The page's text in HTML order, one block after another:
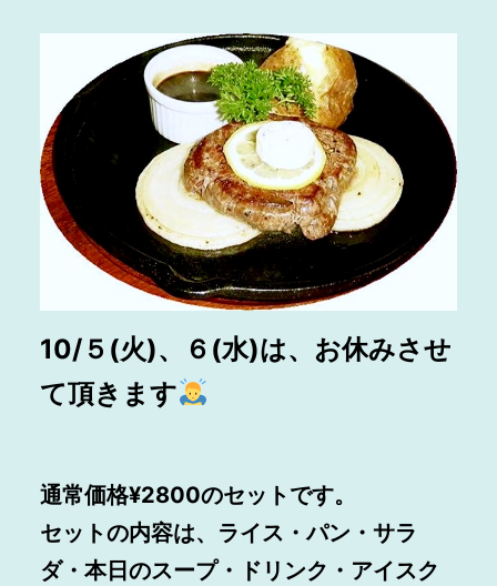
10/５(火)、６(水)は、お休みさせ
て頂きます
通常価格¥2800のセットです。
セットの内容は、ライス・パン・サラ
ダ・本日のスープ・ドリンク・アイスク